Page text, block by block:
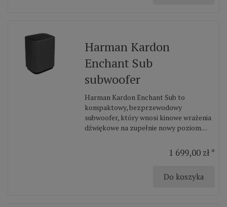
Harman Kardon
Enchant Sub
subwoofer
Harman Kardon Enchant Sub to
kompaktowy, bezprzewodowy
subwoofer, który wnosi kinowe wrażenia
dźwiękowe na zupełnie nowy poziom....
1 699,00 zł *
Do koszyka